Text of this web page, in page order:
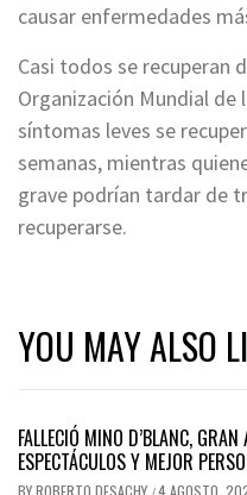
causar enfermedades
Casi todos se recuperan
Organización Mundial de
síntomas leves se
semanas, mientras
grave podrían tardar de
recuperarse.
YOU MAY ALSO
FALLECIÓ MINO D’BLANC,
ESPECTÁCULOS Y MEJOR
BYROBERTO DESACHY 4 AGOSTO,